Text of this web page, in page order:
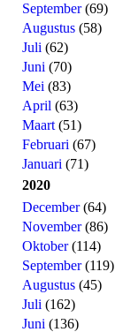
September(69)
Augustus (58)
Juli (62)
Juni (70)
Mei (83)
April (63)
Maart (51)
Februari (67)
Januari (71)
2020
December(64)
November(86)
Oktober(114)
September(119)
Augustus (45)
Juli (162)
Juni (136)